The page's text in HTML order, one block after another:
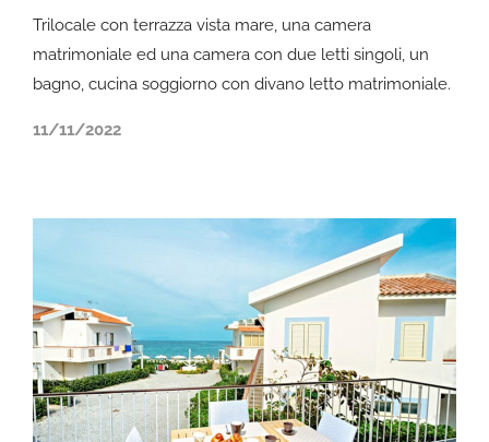
Trilocale con terrazza vista mare, una camera
matrimoniale ed una camera con due letti singoli, un
bagno, cucina soggiorno con divano letto matrimoniale.
11/11/2022